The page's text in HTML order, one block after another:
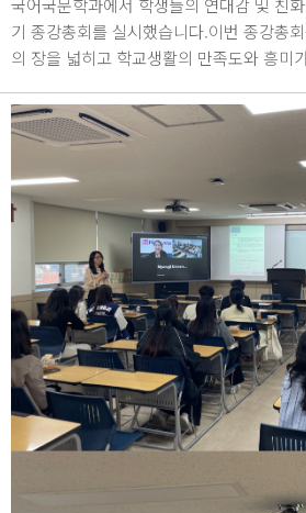
기 종강총회를 실시했습니다.이번 종강총
의 장을 넓히고 학교생활의 만족도와 흥미